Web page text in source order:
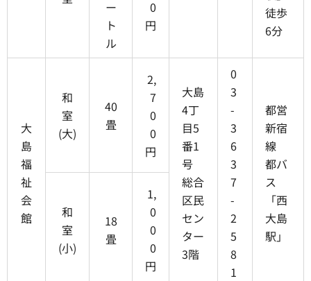
徒歩
6分
ー
ト
ル
0
円
大
島
福
祉
会
館
和
室
(大)
40
畳
2,
7
0
0
円
大島
4丁
目5
番1
号
総合
区民
セン
ター
3階
0
3
-
3
6
3
7
-
2
5
8
1
都営
新宿
線
都バ
ス
「西
大島
駅」
和
室
(小)
18
畳
1,
0
0
0
円